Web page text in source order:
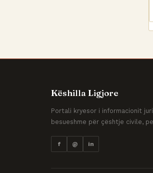
Këshilla Ligjore
Portali kryesor i informacionit
besueshme për çështje civile,
f @ in